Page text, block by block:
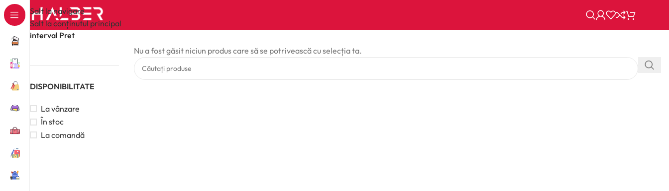
Salt la navigare
Salt la conținutul principal
interval Pret
DISPONIBILITATE
La vânzare
În stoc
La comandă
Nu a fost găsit niciun produs care să se potrivească cu selecția ta.